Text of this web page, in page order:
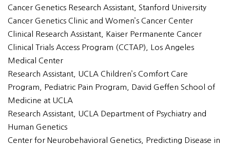
Cancer Genetics Research Assistant, Stanford University
Cancer Genetics Clinic and Women’s Cancer Center
Clinical Research Assistant, Kaiser Permanente Cancer
Clinical Trials Access Program (CCTAP), Los Angeles
Medical Center
Research Assistant, UCLA Children’s Comfort Care
Program, Pediatric Pain Program, David Geffen School of
Medicine at UCLA
Research Assistant, UCLA Department of Psychiatry and
Human Genetics
Center for Neurobehavioral Genetics, Predicting Disease in